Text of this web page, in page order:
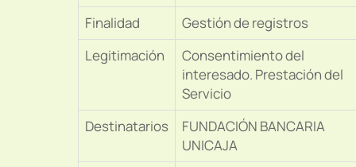
Finalidad
Gestión de registros
Legitimación
Consentimiento del
interesado. Prestación del
Servicio
Destinatarios
FUNDACIÓN BANCARIA
UNICAJA